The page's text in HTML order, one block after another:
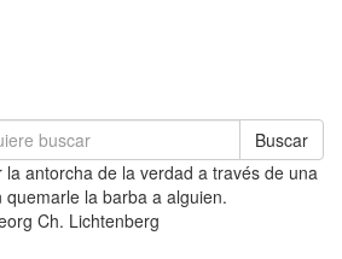
Buscar
la antorcha de la verdad a través de una
quemarle la barba a alguien.
Ch. Lichtenberg